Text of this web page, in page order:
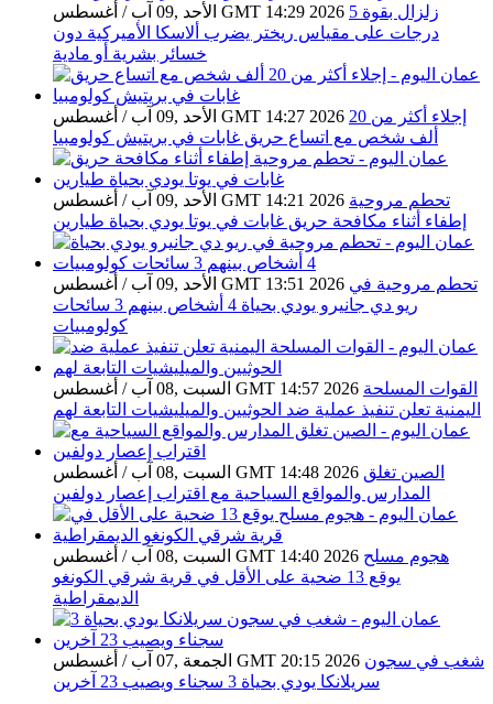
الأحد ,09 آب / أغسطس GMT 14:29 2026 زلزال بقوة 5
درجات على مقياس ريختر يضرب ألاسكا الأميركية دون
خسائر بشرية أو مادية
الأحد ,09 آب / أغسطس GMT 14:27 2026 إجلاء أكثر من 20
ألف شخص مع اتساع حريق غابات في بريتيش كولومبيا
الأحد ,09 آب / أغسطس GMT 14:21 2026 تحطم مروحية
إطفاء أثناء مكافحة حريق غابات في يوتا يودي بحياة طيارين
الأحد ,09 آب / أغسطس GMT 13:51 2026 تحطم مروحية في
ريو دي جانيرو يودي بحياة 4 أشخاص بينهم 3 سائحات
كولومبيات
السبت ,08 آب / أغسطس GMT 14:57 2026 القوات المسلحة
اليمنية تعلن تنفيذ عملية ضد الحوثيين والميليشيات التابعة لهم
السبت ,08 آب / أغسطس GMT 14:48 2026 الصين تغلق
المدارس والمواقع السياحية مع اقتراب إعصار دولفين
السبت ,08 آب / أغسطس GMT 14:40 2026 هجوم مسلح
يوقع 13 ضحية على الأقل في قرية شرقي الكونغو
الديمقراطية
الجمعة ,07 آب / أغسطس GMT 20:15 2026 شغب في سجون
سريلانكا يودي بحياة 3 سجناء ويصيب 23 آخرين